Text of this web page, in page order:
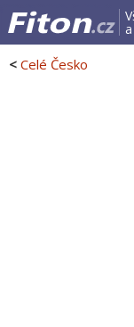
< Celé Česko